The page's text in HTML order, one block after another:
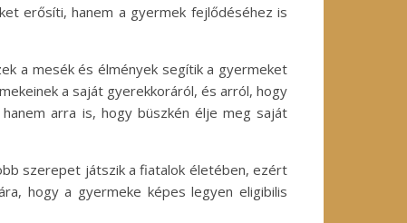
erősíti, hanem a gyermek fejlődéséhez is
a mesék és élmények segítik a gyermeket
a saját gyerekkoráról, és arról, hogy
arra is, hogy büszkén élje meg saját
szerepet játszik a fiatalok életében, ezért
hogy a gyermeke képes legyen eligibilis